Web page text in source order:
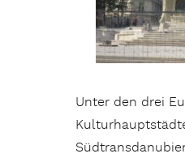
Unter den drei